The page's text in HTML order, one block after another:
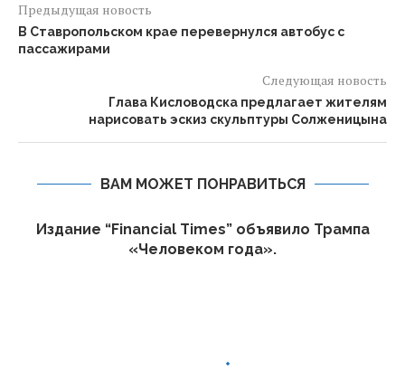
Предыдущая новость
В Ставропольском крае перевернулся автобус с
пассажирами
Следующая новость
Глава Кисловодска предлагает жителям
нарисовать эскиз скульптуры Солженицына
ВАМ МОЖЕТ ПОНРАВИТЬСЯ
Издание “Financial Times” объявило Трампа
«Человеком года».